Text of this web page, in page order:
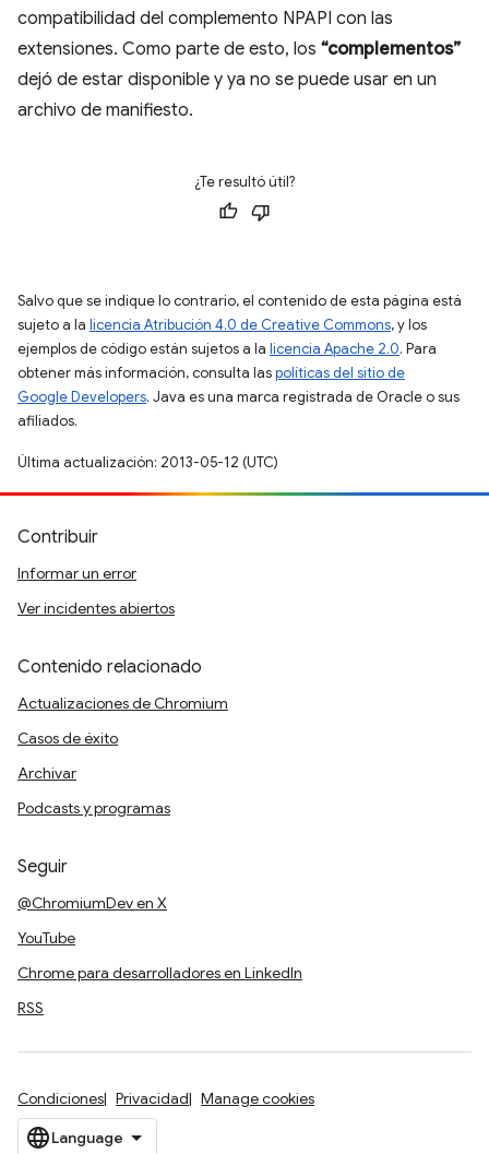
compatibilidad del complemento NPAPI con las
extensiones. Como parte de esto, los “complementos”
dejó de estar disponible y ya no se puede usar en un
archivo de manifiesto.
¿Te resultó útil?
Salvo que se indique lo contrario, el contenido de esta página está
sujeto a la licencia Atribución 4.0 de Creative Commons, y los
ejemplos de código están sujetos a la licencia Apache 2.0. Para
obtener más información, consulta laspolíticas del sitio de
Google Developers. Java es una marca registrada de Oracle o sus
afiliados.
Última actualización: 2013-05-12 (UTC)
Contribuir
Informar un error
Ver incidentes abiertos
Contenido relacionado
Actualizaciones de Chromium
Casos de éxito
Archivar
Podcasts y programas
Seguir
@ChromiumDev en X
YouTube
Chrome para desarrolladores en LinkedIn
RSS
Condiciones Privacidad Manage cookies